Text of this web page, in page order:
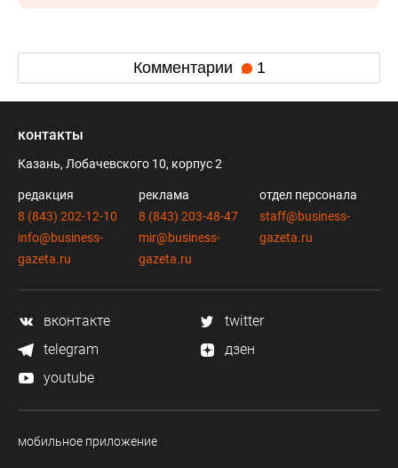
Комментарии 1
контакты
Казань, Лобачевского 10, корпус 2
редакция
8 (843) 202-12-10
info@business-
gazeta.ru
реклама
8 (843) 203-48-47
mir@business-
gazeta.ru
отдел персонала
staff@business-
gazeta.ru
вконтакте
twitter
telegram
дзен
youtube
мобильное приложение